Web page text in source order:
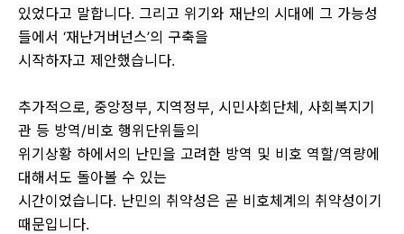
있었다고 말합니다. 그리고 위기와 재난의 시대에 그 가능성
들에서 ‘재난거버넌스’의 구축을
시작하자고 제안했습니다.
추가적으로, 중앙정부, 지역정부, 시민사회단체, 사회복지기
관 등 방역/비호 행위단위들의
위기상황 하에서의 난민을 고려한 방역 및 비호 역할/역량에
대해서도 돌아볼 수 있는
시간이었습니다. 난민의 취약성은 곧 비호체계의 취약성이기
때문입니다.